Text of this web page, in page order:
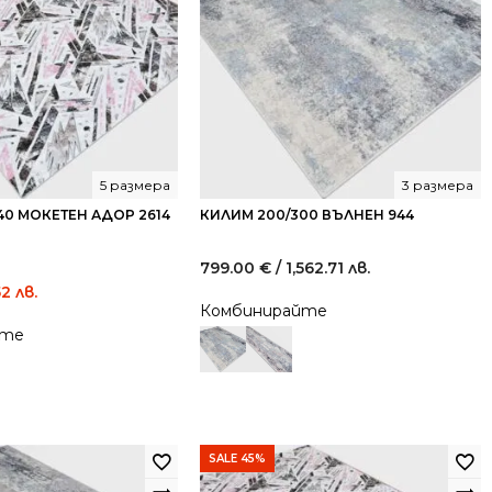
МОКЕТЕН АДОР 2614
5 размера
лв.
КИЛИМ 200/300 ВЪЛНЕН 944
3 размера
799.00 € / 1,562.71 лв.
Комбинирайте
SALE 45%